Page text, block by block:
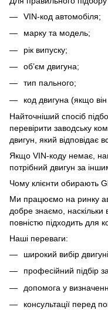
VIN-код автомобіля;
марку та модель;
рік випуску;
об’єм двигуна;
тип пального;
код двигуна (якщо він
Найточніший спосіб
перевірити заводську
двигун, який відповідає
Якщо VIN-коду немає,
потрібний двигун за
Чому клієнти обирають
Ми працюємо на ринку
добре знаємо,
повністю підходить для
Наші переваги:
широкий вибір
професійний підбір
допомога у
консультації перед